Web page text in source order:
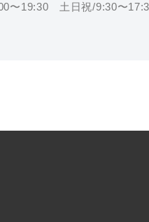
〜19:30 土日祝/9:30〜